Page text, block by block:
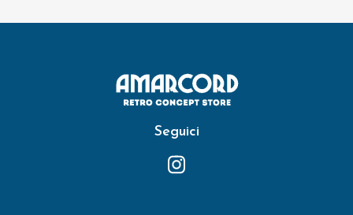
Seguici